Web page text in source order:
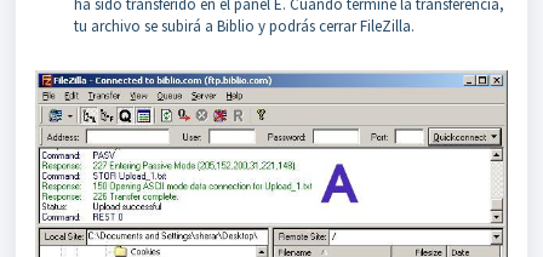
ha sido transferido en el panel E. Cuando termine la transferencia,
tu archivo se subirá a Biblio y podrás cerrar FileZilla.